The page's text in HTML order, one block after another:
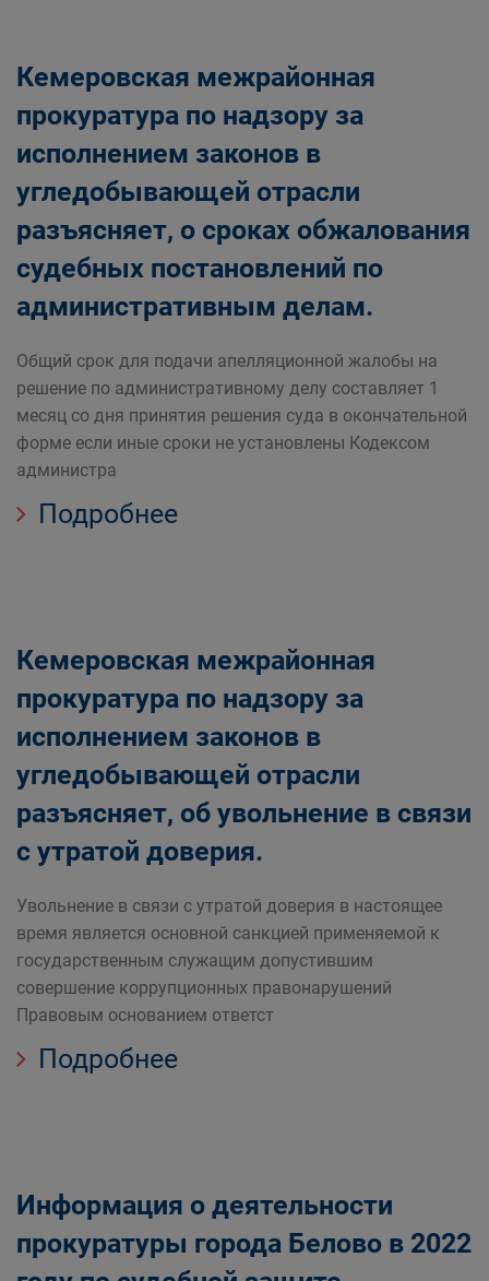
Кемеровская межрайонная
прокуратура по надзору за
исполнением законов в
угледобывающей отрасли
разъясняет, о сроках обжалования
судебных постановлений по
административным делам.
Общий срок для подачи апелляционной жалобы на
решение по административному делу составляет 1
месяц со дня принятия решения суда в окончательной
форме если иные сроки не установлены Кодексом
администра
Подробнее
Кемеровская межрайонная
прокуратура по надзору за
исполнением законов в
угледобывающей отрасли
разъясняет, об увольнение в связи
с утратой доверия.
Увольнение в связи с утратой доверия в настоящее
время является основной санкцией применяемой к
государственным служащим допустившим
совершение коррупционных правонарушений
Правовым основанием ответст
Подробнее
Информация о деятельности
прокуратуры города Белово в 2022